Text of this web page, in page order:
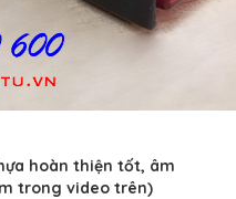
hoàn thiện tốt, âm
trong video trên)